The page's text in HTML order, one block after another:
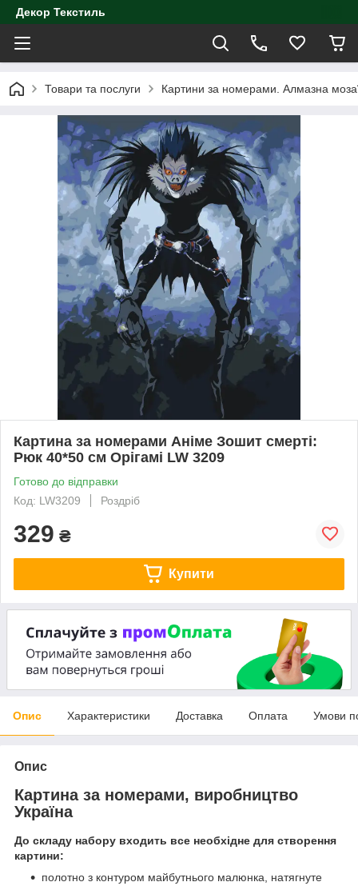
Декор Текстиль
Товари та послуги Картини за номерами. Алмазна
Картина за номерами Аніме Зошит смерті:
Рюк 40*50 см Орігамі LW 3209
Готово до відправки
Код: LW3209
Роздріб
329 ₴
Купити
Опис Характеристики Доставка Оплата Умови
Опис
Картина за номерами, виробництво
Україна
До складу набору входить все необхідне для створення
картини:
полотно з контуром майбутнього малюнка, натягнуте